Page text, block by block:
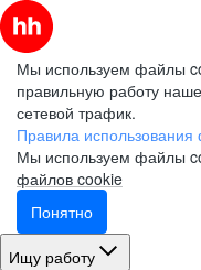
Мы используем файлы
правильную работу
сетевой трафик.
Правила
Мы используем файлы
файлов cookie
Понятно
Ищу работу